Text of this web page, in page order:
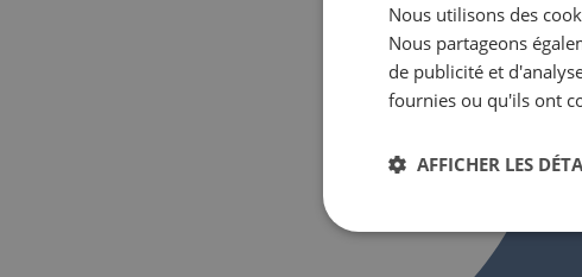
Nous utilisons des
Nous partageons
de publicité et
fournies ou qu'ils ont
AFFICHER LES